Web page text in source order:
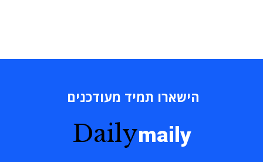
הישארו תמיד מעודכנים
Dailymaily